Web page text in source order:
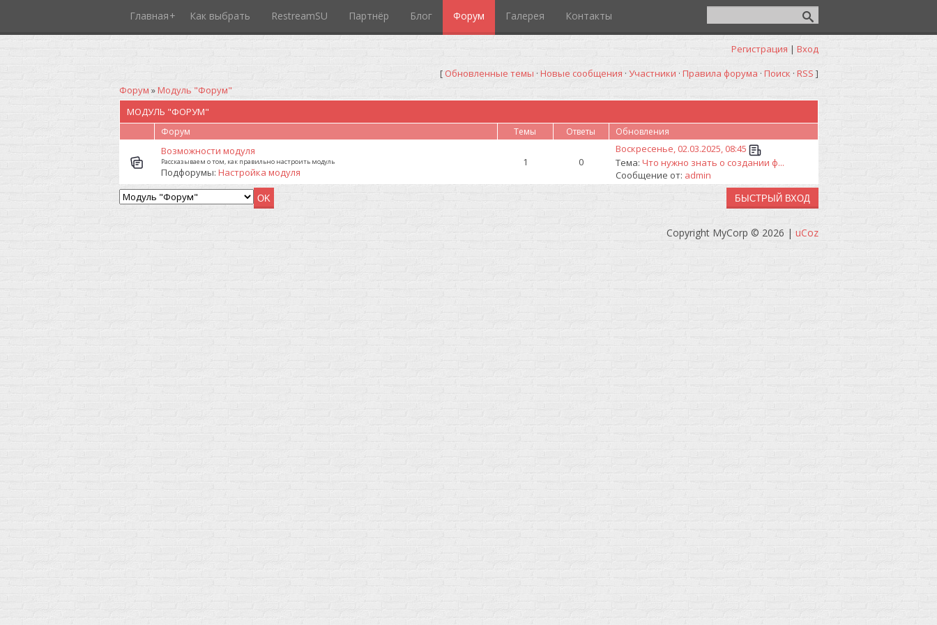
Главная Как выбрать RestreamSU Партнёр Блог Форум Галерея Контакты
Регистрация | Вход
[ Обновленные темы · Новые сообщения · Участники · Правила форума · Поиск · RSS ]
Форум »Модуль "Форум"
МОДУЛЬ "ФОРУМ"
Форум Темы Ответы Обновления
Возможности модуля
Рассказываем о том, как правильно настроить модуль
Подфорумы: Настройка модуля
1 0
Воскресенье, 02.03.2025, 08:45
Тема: Что нужно знать о создании ф...
Сообщение от: admin
Copyright MyCorp © 2026 | uCoz